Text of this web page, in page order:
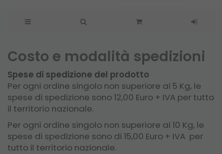
Costo e modalità spedizioni
Spese di spedizione del prodotto
Per ogni ordine singolo non superiore ai 5 Kg, le
spese di spedizione sono 12,00 Euro + IVA per tutto
il territorio nazionale.
Per ogni ordine singolo non superiore ai 10 Kg, le
spese di spedizione sono di 15,00 Euro + IVA per
tutto il territorio nazionale.